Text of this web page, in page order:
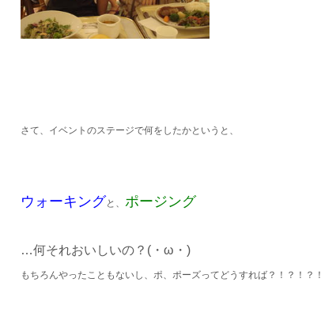
さて、イベントのステージで何をしたかというと、
ウォーキングと、 ポージング
…何それおいしいの？(・ω・)
もちろんやったこともないし、ポ、ポーズってどうすれば？！？！？！